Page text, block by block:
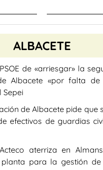
ALBACETE
de «arriesgar» la
Albacete «por falta de
Sepei
de Albacete pide que
efectivos de guardias
aterriza en
para la gestión de